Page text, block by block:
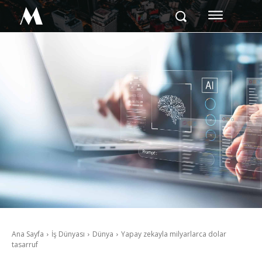
M
Ana Sayfa İş Dünyası Dünya
Yapay zekayla milyarlarca dolar
tasarruf